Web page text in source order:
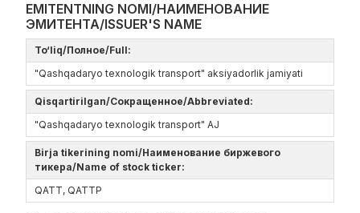
EMITENTNING NOMI/НАИМЕНОВАНИЕ
ЭМИТЕНТА/ISSUER'S NAME
To‘liq/Полное/Full:
"Qashqadaryo texnologik transport" aksiyadorlik jamiyati
Qisqartirilgan/Сокращенное/Abbreviated:
"Qashqadaryo texnologik transport" AJ
Birja tikerining nomi/Наименование биржевого
тикера/Name of stock ticker:
QATT, QATTP